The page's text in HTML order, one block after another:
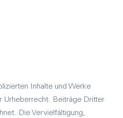
Inhalte und Werke
Urheberrecht. Beiträge Dritter
Die Vervielfältigung,